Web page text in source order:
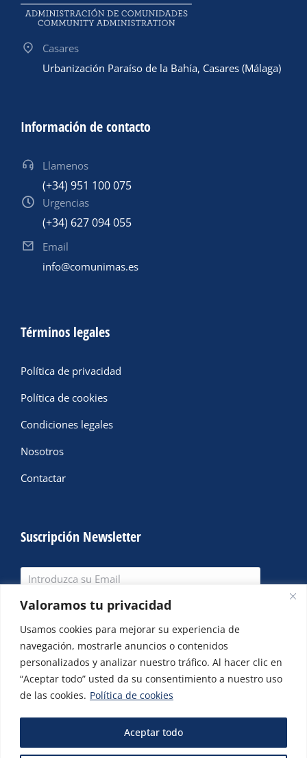
Valoramos tu privacidad
Usamos cookies para mejorar su experiencia de
navegación, mostrarle anuncios o contenidos
personalizados y analizar nuestro tráfico. Al hacer clic en
“Aceptar todo” usted da su consentimiento a nuestro uso
de las cookies. Política de cookies
Aceptar todo
Casares
Urbanización Paraíso de la Bahía, Casares (Málaga)
Información de contacto
Llamenos
(+34) 951 100 075
Urgencias
(+34) 627 094 055
Email
info@comunimas.es
Términos legales
Política de privacidad
Política de cookies
Condiciones legales
Nosotros
Contactar
Suscripción Newsletter
SUSCRIBIRME
Periodicamente remitimos artículos e información de
interés